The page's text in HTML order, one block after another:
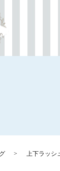
上下ラッシ